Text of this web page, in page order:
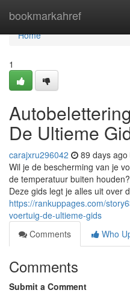
bookmarkahref
Home
Home
1
De Ultieme
carajxru296042 89 days ago
Wil je de bescherming van je
de temperatuur buiten
Deze gids legt je alles uit over
https://rankuppages.com/
voertuig-de-ultieme-gids
Comments
Who
Comments
Submit a Comment